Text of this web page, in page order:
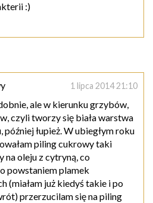
:)
1 lipca 2014 21:10
ale w kierunku grzybów,
czyli tworzy się biała warstwa
później łupież. W ubiegłym roku
piling cukrowy taki
na oleju z cytryną, co
powstaniem plamek
(miałam już kiedyś takie i po
przerzucilam się na piling